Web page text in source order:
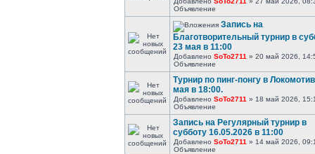
Объявление
Запись на
Благотворительный турнир в
23 мая в 11:00
Добавлено SoTo2711 » 20 май 2026,
Объявление
Турнир по пинг-понгу в
мая в 18:00.
Добавлено SoTo2711 » 18 май 2026,
Объявление
Запись на Регулярный турнир в
субботу 16.05.2026 в 11:00
Добавлено SoTo2711 » 14 май 2026,
Объявление